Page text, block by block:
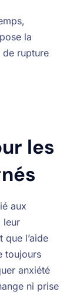
la
rupture
les
aux
leur
que l’aide
toujours
anxiété
ni prise